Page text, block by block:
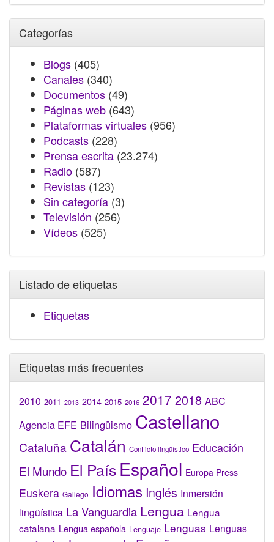
Categorías
Blogs (405)
Canales (340)
Documentos (49)
Páginas web (643)
Plataformas virtuales (956)
Podcasts (228)
Prensa escrita (23.274)
Radio (587)
Revistas (123)
Sin categoría (3)
Televisión (256)
Vídeos (525)
Listado de etiquetas
Etiquetas
Etiquetas más frecuentes
2010 2011 2013 2014 2015 2016 2017 2018 ABC
Agencia EFE Bilingüismo Castellano
Cataluña Catalán Conflicto lingüístico Educación
El Mundo El País Español Europa Press
Euskera Gallego Idiomas Inglés Inmersión
lingüística La Vanguardia Lengua Lengua
catalana Lengua española Lenguaje Lenguas Lenguas